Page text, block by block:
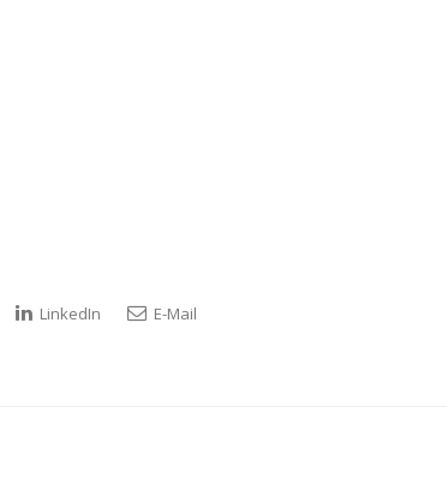
LinkedIn E-Mail